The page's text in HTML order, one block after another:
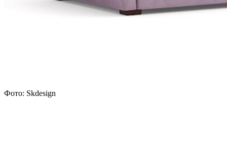
Фото: Skdesign